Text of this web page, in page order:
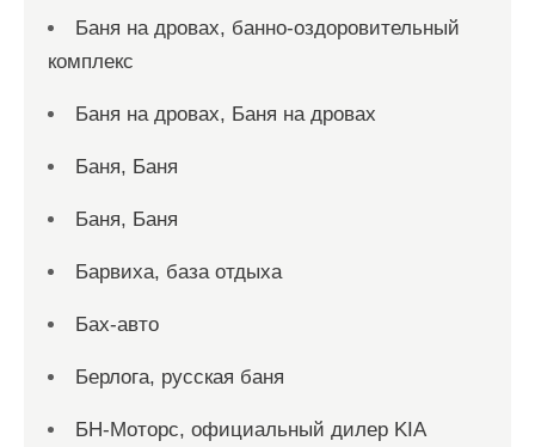
Баня на дровах, банно-оздоровительный
комплекс
Баня на дровах, Баня на дровах
Баня, Баня
Баня, Баня
Барвиха, база отдыха
Бах-авто
Берлога, русская баня
БН-Моторс, официальный дилер KIA